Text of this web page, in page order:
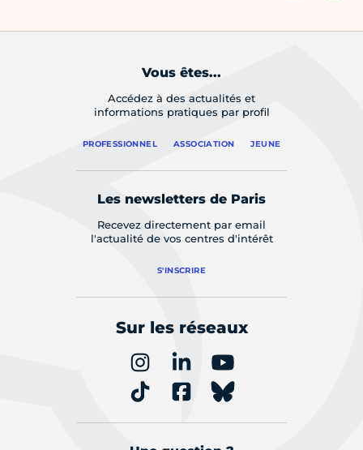
Vous êtes...
Accédez à des actualités et
informations pratiques par profil
PROFESSIONNEL ASSOCIATION JEUNE
Les newsletters de Paris
Recevez directement par email
l'actualité de vos centres d'intérêt
S'INSCRIRE
Sur les réseaux